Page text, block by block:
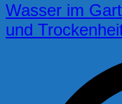
Wasser im
und